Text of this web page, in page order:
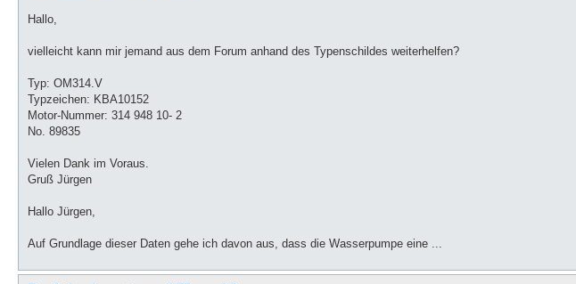
Hallo,
vielleicht kann mir jemand aus dem Forum anhand des Typenschildes weiterhelfen?
Typ: OM314.V
Typzeichen: KBA10152
Motor-Nummer: 314 948 10- 2
No. 89835
Vielen Dank im Voraus.
Gruß Jürgen
Hallo Jürgen,
Auf Grundlage dieser Daten gehe ich davon aus, dass die Wasserpumpe eine ...